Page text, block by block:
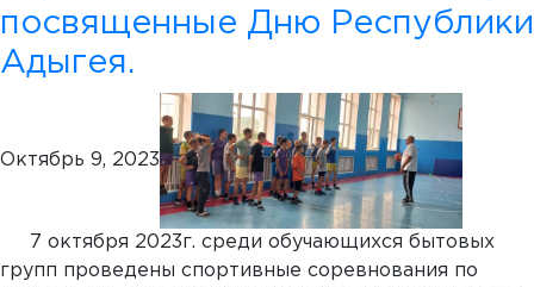
посвященные Дню Республики
Адыгея.
Октябрь 9, 2023
7 октября 2023г. среди обучающихся бытовых
групп проведены спортивные соревнования по